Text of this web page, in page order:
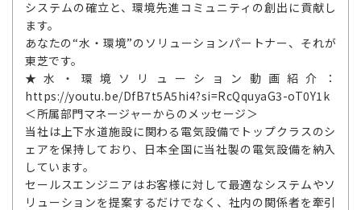
システムの確立と、環境先進コミュニティの創出に貢献し
ます。
あなたの“水・環境”のソリューションパートナー、それが
東芝です。
★水・環境ソリューション動画紹介：
https://youtu.be/DfB7t5A5hi4?si=RcQquyaG3-oT0Y1k
＜所属部門マネージャーからのメッセージ＞
当社は上下水道施設に関わる電気設備でトップクラスのシ
ェアを保持しており、日本全国に当社製の電気設備を納入
しています。
セールスエンジニアはお客様に対して最適なシステムやソ
リューションを提案するだけでなく、社内の関係者を牽引